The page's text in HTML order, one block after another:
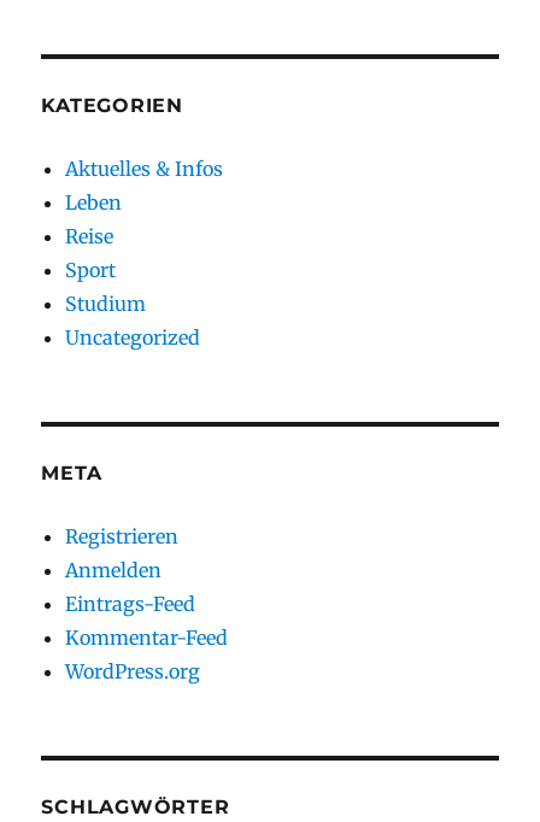
KATEGORIEN
Aktuelles & Infos
Leben
Reise
Sport
Studium
Uncategorized
META
Registrieren
Anmelden
Eintrags-Feed
Kommentar-Feed
WordPress.org
SCHLAGWÖRTER